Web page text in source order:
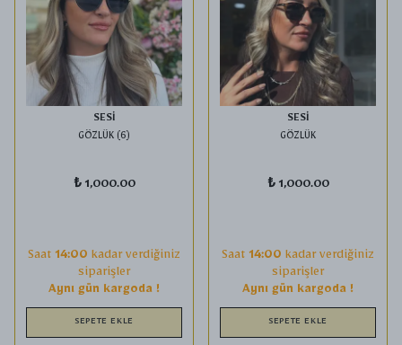
SESİ
GÖZLÜK (6)
₺ 1,000.00
Saat 14:00 kadar verdiğiniz
siparişler
Aynı gün kargoda !
SEPETE EKLE
SESİ
GÖZLÜK
₺ 1,000.00
Saat 14:00 kadar verdiğiniz
siparişler
Aynı gün kargoda !
SEPETE EKLE